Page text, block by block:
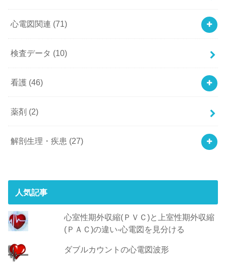
心電図関連 (71)
検査データ (10)
看護 (46)
薬剤 (2)
解剖生理・疾患 (27)
人気記事
心室性期外収縮(ＰＶＣ)と上室性期外収縮
(ＰＡＣ)の違い-心電図を見分ける
ダブルカウントの心電図波形